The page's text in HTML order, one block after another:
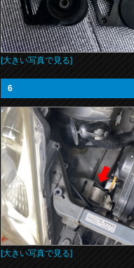
[大きい写真で見る]
6
[大きい写真で見る]